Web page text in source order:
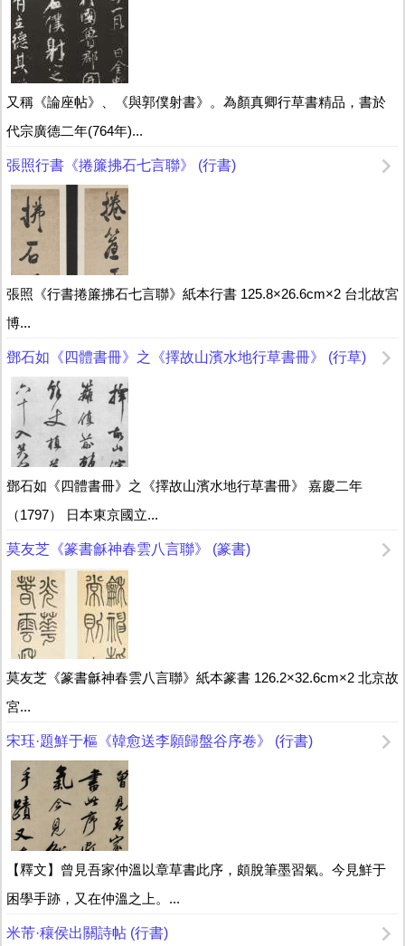
又稱《論座帖》、《與郭僕射書》。為顏真卿行草書精品，書於
代宗廣德二年(764年)...
張照行書《捲簾拂石七言聯》 (行書)
張照《行書捲簾拂石七言聯》紙本行書 125.8×26.6cm×2 台北故宮
博...
鄧石如《四體書冊》之《擇故山濱水地行草書冊》 (行草)
鄧石如《四體書冊》之《擇故山濱水地行草書冊》 嘉慶二年
（1797） 日本東京國立...
莫友芝《篆書龢神春雲八言聯》 (篆書)
莫友芝《篆書龢神春雲八言聯》紙本篆書 126.2×32.6cm×2 北京故
宮...
宋珏·題鮮于樞《韓愈送李願歸盤谷序卷》 (行書)
【釋文】曾見吾家仲溫以章草書此序，頗脫筆墨習氣。今見鮮于
困學手跡，又在仲溫之上。...
米芾·穰侯出關詩帖 (行書)